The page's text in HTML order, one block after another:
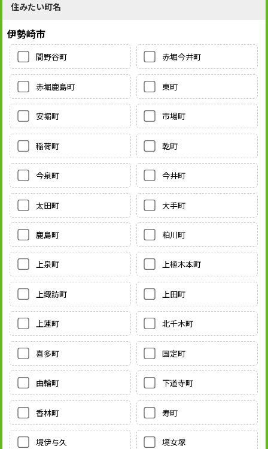
住みたい町名
伊勢崎市
間野谷町 赤堀今井町
赤堀鹿島町 東町
安堀町 市場町
稲荷町 乾町
今泉町 今井町
太田町 大手町
鹿島町 粕川町
上泉町 上植木本町
上諏訪町 上田町
上蓮町 北千木町
喜多町 国定町
曲輪町 下道寺町
香林町 寿町
境伊与久 境女塚